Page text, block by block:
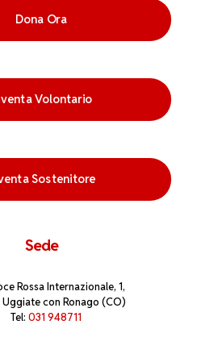
Dona Ora
Volontario
Sostenitore
Sede
Rossa Internazionale, 1,
con Ronago (CO)
Tel: 031 948711